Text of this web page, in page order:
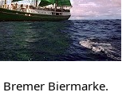
Biermarke.